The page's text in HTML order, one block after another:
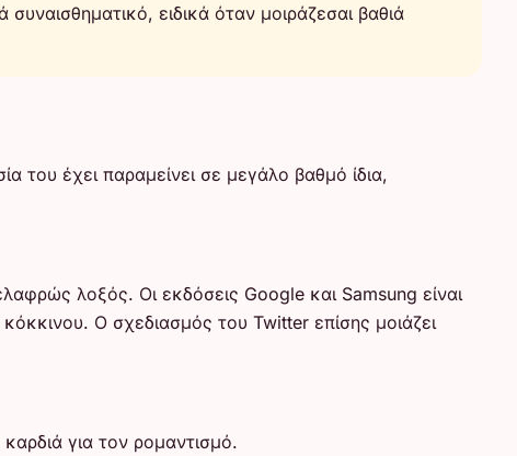
ειδικά όταν μοιράζεσαι βαθιά
έχει παραμείνει σε μεγάλο βαθμό ίδια,
λοξός. Οι εκδόσεις Google και Samsung είναι
Ο σχεδιασμός του Twitter επίσης μοιάζει
για τον ρομαντισμό.